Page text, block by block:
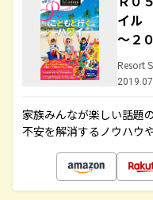
イル
～２
Resort
家族みんなが楽しい話題
不安を解消するノウハウ